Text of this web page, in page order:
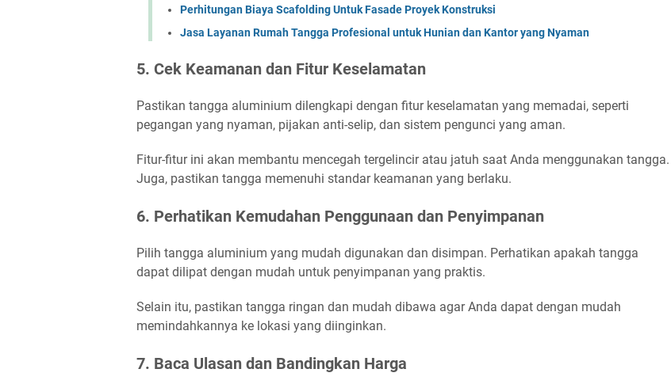
Perhitungan Biaya Scafolding Untuk Fasade Proyek Konstruksi
Jasa Layanan Rumah Tangga Profesional untuk Hunian dan Kantor yang Nyaman
5. Cek Keamanan dan Fitur Keselamatan
Pastikan tangga aluminium dilengkapi dengan fitur keselamatan yang memadai, seperti
pegangan yang nyaman, pijakan anti-selip, dan sistem pengunci yang aman.
Fitur-fitur ini akan membantu mencegah tergelincir atau jatuh saat Anda menggunakan tangga.
Juga, pastikan tangga memenuhi standar keamanan yang berlaku.
6. Perhatikan Kemudahan Penggunaan dan Penyimpanan
Pilih tangga aluminium yang mudah digunakan dan disimpan. Perhatikan apakah tangga
dapat dilipat dengan mudah untuk penyimpanan yang praktis.
Selain itu, pastikan tangga ringan dan mudah dibawa agar Anda dapat dengan mudah
memindahkannya ke lokasi yang diinginkan.
7. Baca Ulasan dan Bandingkan Harga